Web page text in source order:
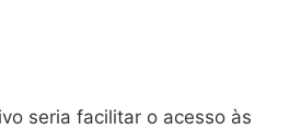
seria facilitar o acesso às